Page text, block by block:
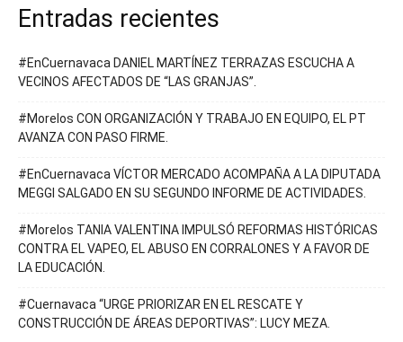
Entradas recientes
#EnCuernavaca DANIEL MARTÍNEZ TERRAZAS ESCUCHA A
VECINOS AFECTADOS DE “LAS GRANJAS”.
#Morelos CON ORGANIZACIÓN Y TRABAJO EN EQUIPO, EL PT
AVANZA CON PASO FIRME.
#EnCuernavaca VÍCTOR MERCADO ACOMPAÑA A LA DIPUTADA
MEGGI SALGADO EN SU SEGUNDO INFORME DE ACTIVIDADES.
#Morelos TANIA VALENTINA IMPULSÓ REFORMAS HISTÓRICAS
CONTRA EL VAPEO, EL ABUSO EN CORRALONES Y A FAVOR DE
LA EDUCACIÓN.
#Cuernavaca “URGE PRIORIZAR EN EL RESCATE Y
CONSTRUCCIÓN DE ÁREAS DEPORTIVAS”: LUCY MEZA.